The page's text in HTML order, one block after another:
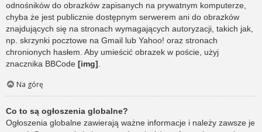
odnośników do obrazków zapisanych na prywatnym komputerze,
chyba że jest publicznie dostępnym serwerem ani do obrazków
znajdujących się na stronach wymagających autoryzacji, takich jak,
np. skrzynki pocztowe na Gmail lub Yahoo! oraz stronach
chronionych hasłem. Aby umieścić obrazek w poście, użyj
znacznika BBCode [img].
Na górę
Co to są ogłoszenia globalne?
Ogłoszenia globalne zawierają ważne informacje i należy zawsze je